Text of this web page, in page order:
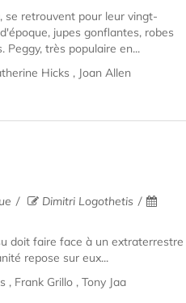
se retrouvent pour leur vingt-
jupes gonflantes, robes
Peggy, très populaire en...
Hicks , Joan Allen
Dimitri Logothetis
doit faire face à un extraterrestre
repose sur eux...
Frank Grillo , Tony Jaa